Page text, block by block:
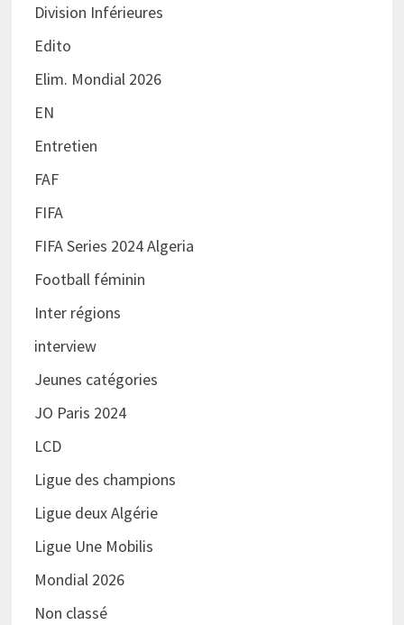
Division Inférieures
Edito
Elim. Mondial 2026
EN
Entretien
FAF
FIFA
FIFA Series 2024 Algeria
Football féminin
Inter régions
interview
Jeunes catégories
JO Paris 2024
LCD
Ligue des champions
Ligue deux Algérie
Ligue Une Mobilis
Mondial 2026
Non classé